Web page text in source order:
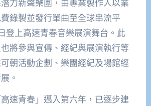
力新聲樂團，由專業製作人以業
錄製並發行單曲至全球串流平
登上高速青春音樂展演舞台。此
將參與宣傳、經紀與展演執行等
朝活動企劃、樂團經紀及場館經
。
速青春」邁入第六年，已逐步建